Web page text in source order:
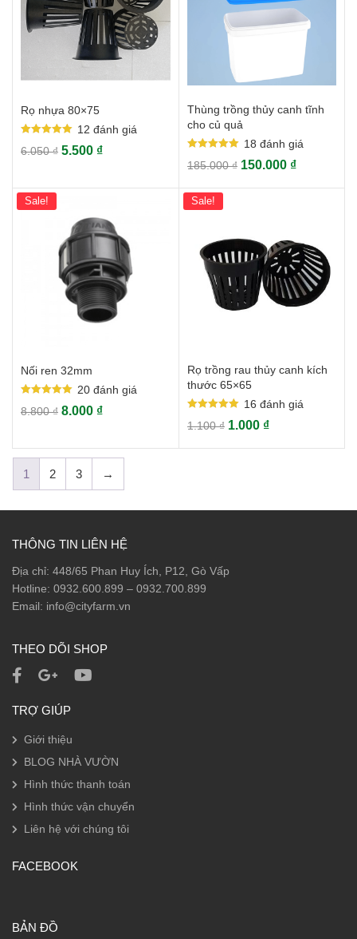
Rọ nhựa 80×75
5.00
12 đánh giá
6.050₫ 5.500 ₫
Thùng trồng thủy canh tĩnh
cho củ quả
5.00
18 đánh giá
185.000₫ 150.000 ₫
Sale!
Nối ren 32mm
5.00
20đánh giá
8.800₫ 8.000 ₫
Sale!
Rọ trồng rau thủy canh kích
thước 65×65
5.00
16 đánh giá
1.100₫ 1.000 ₫
1 2 3 →
THÔNG TIN LIÊN HỆ
Địa chỉ: 448/65 Phan Huy Ích, P12, Gò Vấp
Hotline: 0932.600.899 – 0932.700.899
Email: info@cityfarm.vn
THEO DÕI SHOP
TRỢ GIÚP
Giới thiệu
BLOG NHÀ VƯỜN
Hình thức thanh toán
Hình thức vận chuyển
Liên hệ với chúng tôi
FACEBOOK
BẢN ĐỒ